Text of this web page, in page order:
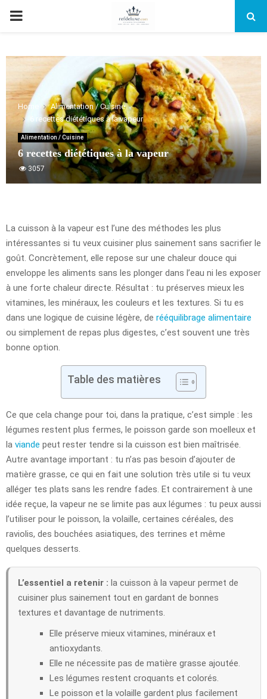
PRIMARY
Home
Alimentation / Cuisine
6 recettes diététiques à la vapeur
Alimentation / Cuisine
6 recettes diététiques à la vapeur
3057
La cuisson à la vapeur est l’une des méthodes les plus
intéressantes si tu veux cuisiner plus sainement sans sacrifier le
goût. Concrètement, elle repose sur une chaleur douce qui
enveloppe les aliments sans les plonger dans l’eau ni les exposer
à une forte chaleur directe. Résultat : tu préserves mieux les
vitamines, les minéraux, les couleurs et les textures. Si tu es
dans une logique de cuisine légère, de rééquilibrage alimentaire
ou simplement de repas plus digestes, c’est souvent une très
bonne option.
Table des matières
Ce que cela change pour toi, dans la pratique, c’est simple : les
légumes restent plus fermes, le poisson garde son moelleux et
la viande peut rester tendre si la cuisson est bien maîtrisée.
Autre avantage important : tu n’as pas besoin d’ajouter de
matière grasse, ce qui en fait une solution très utile si tu veux
alléger tes plats sans les rendre fades. Et contrairement à une
idée reçue, la vapeur ne se limite pas aux légumes : tu peux aussi
l’utiliser pour le poisson, la volaille, certaines céréales, des
raviolis, des bouchées asiatiques, des terrines et même
quelques desserts.
L’essentiel a retenir : la cuisson à la vapeur permet de
cuisiner plus sainement tout en gardant de bonnes
textures et davantage de nutriments.
Elle préserve mieux vitamines, minéraux et
antioxydants.
Elle ne nécessite pas de matière grasse ajoutée.
Les légumes restent croquants et colorés.
Le poisson et la volaille gardent plus facilement